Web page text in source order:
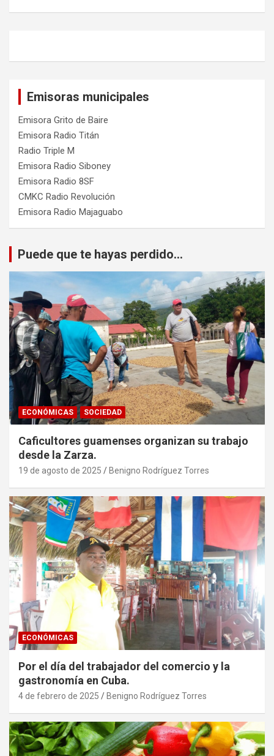
Emisoras municipales
Emisora Grito de Baire
Emisora Radio Titán
Radio Triple M
Emisora Radio Siboney
Emisora Radio 8SF
CMKC Radio Revolución
Emisora Radio Majaguabo
Puede que te hayas perdido...
ECONÓMICAS SOCIEDAD
Caficultores guamenses organizan su trabajo
desde la Zarza.
19 de agosto de 2025 Benigno Rodríguez Torres
ECONÓMICAS
Por el día del trabajador del comercio y la
gastronomía en Cuba.
4 de febrero de 2025 Benigno Rodríguez Torres